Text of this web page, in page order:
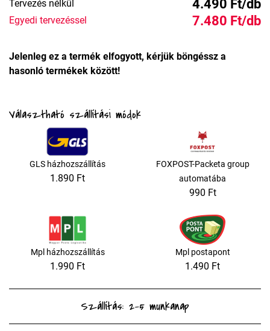
Tervezés nélkül 4.490 Ft/db
Egyedi tervezéssel 7.480 Ft/db
Jelenleg ez a termék elfogyott, kérjük böngéssz a
hasonló termékek között!
Választható szállítási módok
GLS házhozszállítás
1.890 Ft
FOXPOST-Packeta group
automatába
990 Ft
Mpl házhozszállítás
1.990 Ft
Mpl postapont
1.490 Ft
Szállítás: 2-5 munkanap